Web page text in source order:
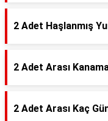
2 Adet Haşlanmış
2 Adet Arası
2 Adet Arası Kaç